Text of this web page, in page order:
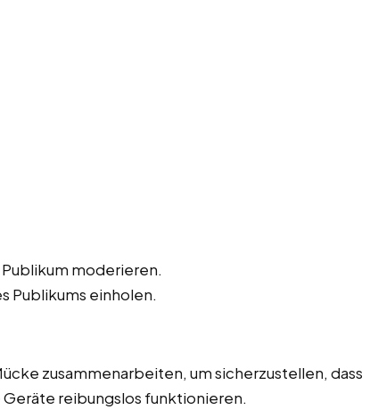
moderieren.
Publikums einholen.
zusammenarbeiten, um sicherzustellen, dass
reibungslos funktionieren.